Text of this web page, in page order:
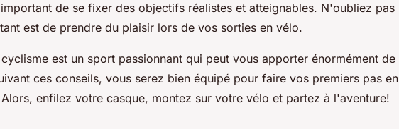
de se fixer des objectifs réalistes et atteignables. N'oubliez pas
est de prendre du plaisir lors de vos sorties en vélo.
est un sport passionnant qui peut vous apporter énormément de
ces conseils, vous serez bien équipé pour faire vos premiers pas en
enfilez votre casque, montez sur votre vélo et partez à l'aventure!